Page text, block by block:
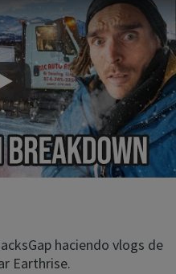
Play
haciendo vlogs de
Earthrise.